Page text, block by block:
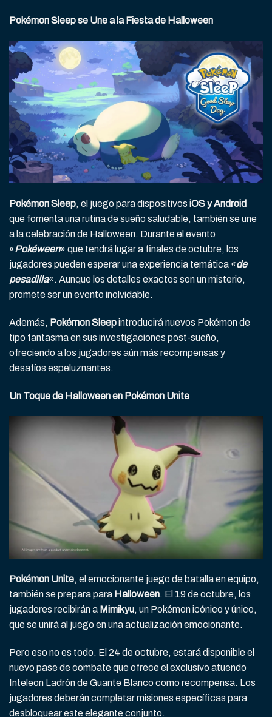
Pokémon Sleep se Une a la Fiesta de Halloween
Pokémon Sleep, el juego para dispositivos iOS y Android
que fomenta una rutina de sueño saludable, también se une
a la celebración de Halloween. Durante el evento
«Pokéween» que tendrá lugar a finales de octubre, los
jugadores pueden esperar una experiencia temática «de
pesadilla«. Aunque los detalles exactos son un misterio,
promete ser un evento inolvidable.
Además, Pokémon Sleep introducirá nuevos Pokémon de
tipo fantasma en sus investigaciones post-sueño,
ofreciendo a los jugadores aún más recompensas y
desafíos espeluznantes.
Un Toque de Halloween en Pokémon Unite
Pokémon Unite, el emocionante juego de batalla en equipo,
también se prepara para Halloween. El 19 de octubre, los
jugadores recibirán a Mimikyu, un Pokémon icónico y único,
que se unirá al juego en una actualización emocionante.
Pero eso no es todo. El 24 de octubre, estará disponible el
nuevo pase de combate que ofrece el exclusivo atuendo
Inteleon Ladrón de Guante Blanco como recompensa. Los
jugadores deberán completar misiones específicas para
desbloquear este elegante conjunto.